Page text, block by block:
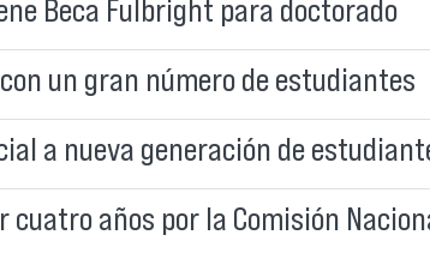
Beca Fulbright para doctorado
un gran número de estudiantes
a nueva generación de
cuatro años por la Comisión